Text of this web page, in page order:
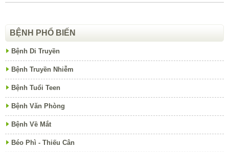
BỆNH PHỔ BIẾN
Bệnh Di Truyền
Bệnh Truyền Nhiễm
Bệnh Tuổi Teen
Bệnh Văn Phòng
Bệnh Về Mắt
Béo Phì - Thiếu Cân